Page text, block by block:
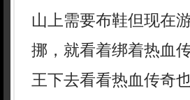
山上需要布鞋但现在
挪，就看着绑着热血
王下去看看热血传奇